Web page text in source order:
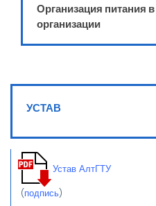
Организация питания
организации
УСТАВ
Устав АлтГТУ​
(подпись)